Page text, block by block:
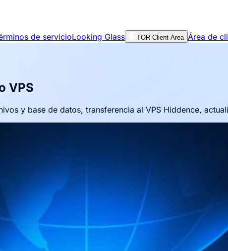
de servicioLooking Glass TOR Client Area Área de
VPS
y base de datos, transferencia al VPS Hiddence,